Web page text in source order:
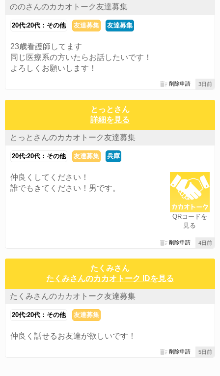
ののさんのカカオトーク友達募集
20代:20代：その他 友達募集 友達募集
23歳看護師してます
同じ医療系の方いたらお話したいです！
よろしくお願いします！
3日前
削除申請
とっとさん
詳細を見る
とっとさんのカカオトーク友達募集
20代:20代：その他 友達募集 兵庫
QRコードを
見る
仲良くしてください！
誰でもきてください！男です。
4日前
削除申請
たくみさん
たくみさんのカカオトーク IDを見る
たくみさんのカカオトーク友達募集
20代:20代：その他 友達募集
仲良く話せるお友達が欲しいです！
5日前
削除申請